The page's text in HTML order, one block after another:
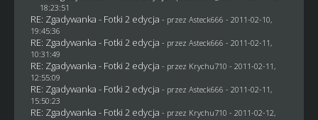
18:23:51
RE: Zgadywanka - Fotki 2 edycja - przez Asteck666 - 2011-02-10,
19:45:36
RE: Zgadywanka - Fotki 2 edycja - przez Asteck666 - 2011-02-11,
10:31:49
RE: Zgadywanka - Fotki 2 edycja - przez Krychu710 - 2011-02-11,
12:55:09
RE: Zgadywanka - Fotki 2 edycja - przez Asteck666 - 2011-02-11,
15:50:23
RE: Zgadywanka - Fotki 2 edycja - przez Krychu710 - 2011-02-12,